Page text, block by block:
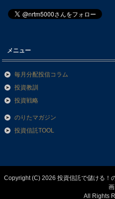
メニュー
毎月分配投信コラム
投資教訓
投資戦略
のりたマガジン
投資信託TOOL
Copyright (C) 2026 投資信託で儲ける！
画
All Rights